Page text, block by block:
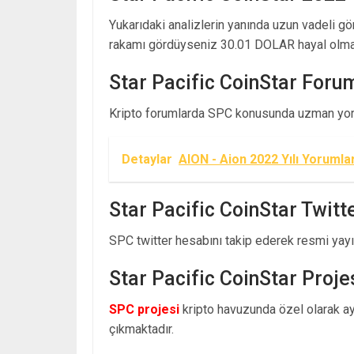
Yukarıdaki analizlerin yanında uzun vadeli
rakamı gördüyseniz 30.01 DOLAR hayal
Star Pacific CoinStar
Kripto forumlarda SPC konusunda uzman
Detaylar AION - Aion 2022 Yılı
Star Pacific CoinStar
SPC twitter hesabını takip ederek resmi
Star Pacific CoinStar
SPC projesi kripto havuzunda özel olarak
çıkmaktadır.